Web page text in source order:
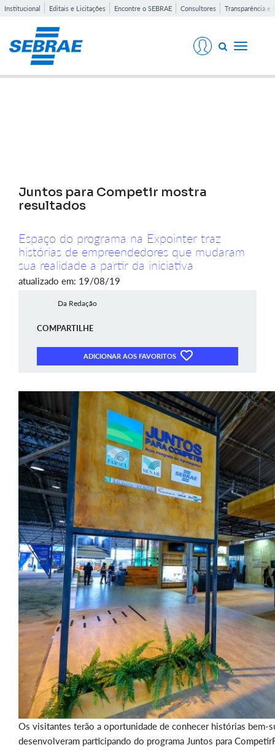
Institucional Editais e Licitações Encontre o SEBRAE Consultores Transparência e
Toggle
Juntos para Competir mostra
resultados
Espaço do programa na Expointer traz
histórias de empreendedores que mudaram
sua realidade a partir da iniciativa
atualizado em: 19/08/19
Da Redação
COMPARTILHE
ADICIONAR AOS FAVORITOS
Os visitantes terão a oportunidade de conhecer histórias bem-
desenvolveram participando do programa Juntos para